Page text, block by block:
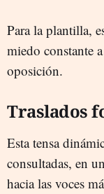
Para la plantilla,
miedo constante
oposición.
Traslados
Esta tensa
consultadas, en
hacia las voces